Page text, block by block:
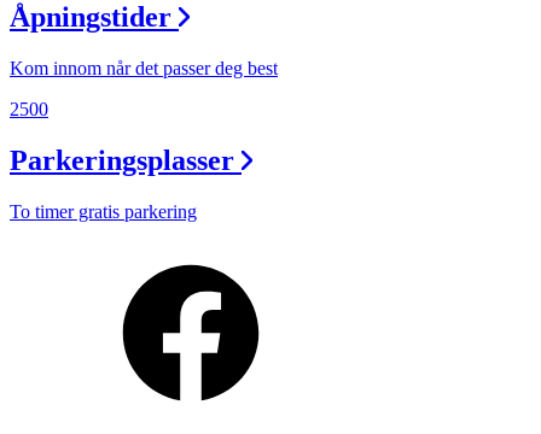
Åpningstider
Kom innom når det passer deg best
2500
Parkeringsplasser
To timer gratis parkering